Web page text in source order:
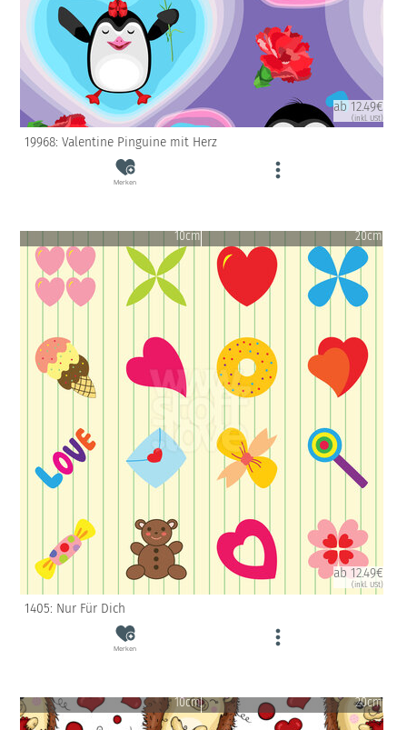
ab 12.49€
(inkl. USt)
19968: Valentine Pinguine mit Herz
Merken
10cm 20cm
ab 12.49€
(inkl. USt)
1405: Nur Für Dich
Merken
10cm 20cm